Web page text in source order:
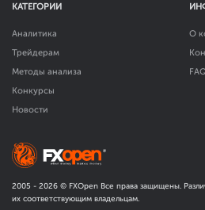
КАТЕГОРИИ
Аналитика
Трейдерам
Методы анализа
Конкурсы
Новости
О
2005 - 2026 © FXOpen Все права защищены.
их соответствующим владельцам.